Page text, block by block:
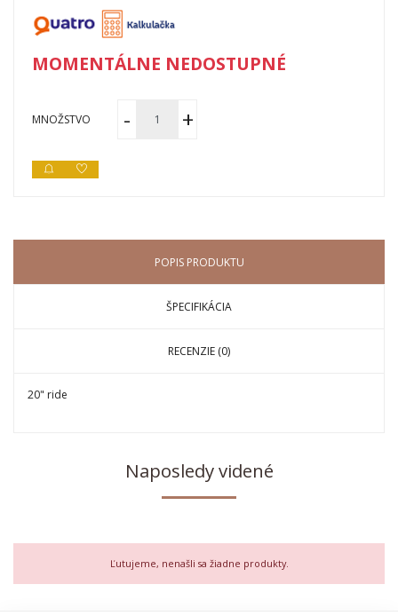
MOMENTÁLNE NEDOSTUPNÉ
MNOŽSTVO
POPIS PRODUKTU
ŠPECIFIKÁCIA
RECENZIE (0)
20" ride
Naposledy videné
Ľutujeme, nenašli sa žiadne produkty.